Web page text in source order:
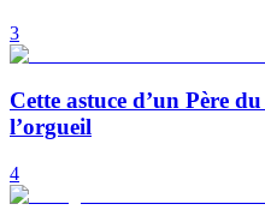
3
Cette astuce d’un Père
l’orgueil
4